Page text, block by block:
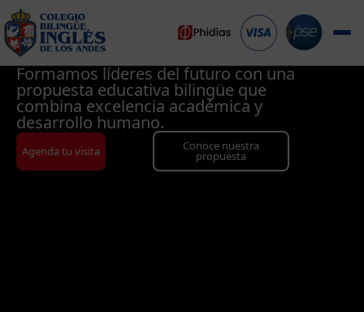
Formamos líderes del futuro con una
propuesta educativa bilingüe que
combina excelencia académica y
desarrollo humano.
Agenda tu visita Conoce nuestra
propuesta